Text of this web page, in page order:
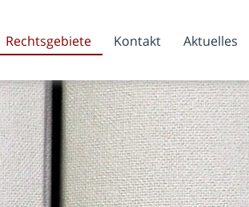
Rechtsgebiete Kontakt Aktuelles